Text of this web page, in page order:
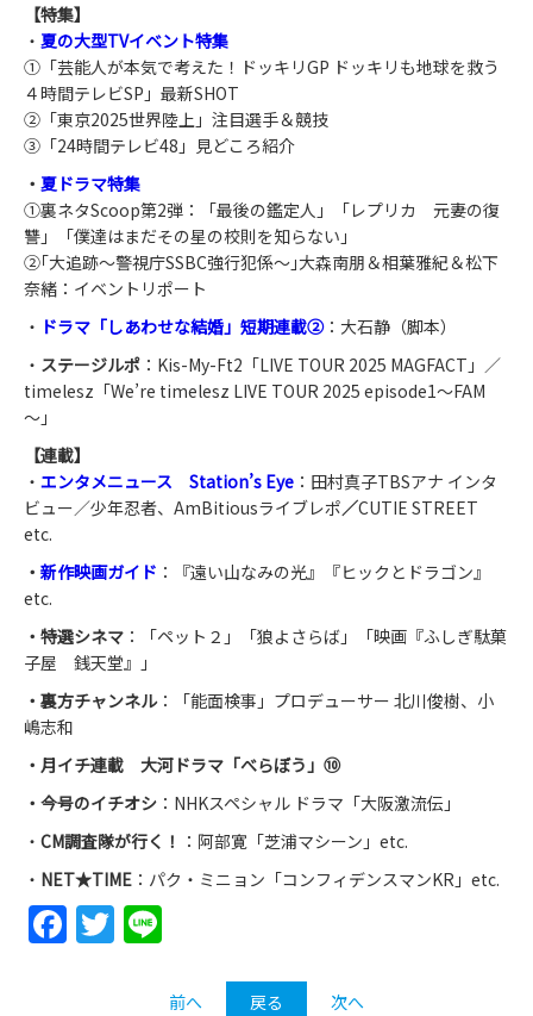
【特集】
・ 夏の大型TVイベント特集
①「芸能人が本気で考えた！ドッキリGP ドッキリも地球を救う
４時間テレビSP」最新SHOT
②「東京2025世界陸上」注目選手＆競技
③「24時間テレビ48」見どころ紹介
・ 夏ドラマ特集
①裏ネタScoop第2弾：「最後の鑑定人」「レプリカ 元妻の復
讐」「僕達はまだその星の校則を知らない」
②｢大追跡～警視庁SSBC強行犯係～｣大森南朋＆相葉雅紀＆松下
奈緒：イベントリポート
・ ドラマ「しあわせな結婚」短期連載②：大石静（脚本）
・ ステージルポ ：Kis-My-Ft2「LIVE TOUR 2025 MAGFACT」／
timelesz「We’re timelesz LIVE TOUR 2025 episode1～FAM
～」
【連載】
・ エンタメニュース Station’s Eye ：田村真子TBSアナ インタ
ビュー／少年忍者、AmBitiousライブレポ／CUTIE STREET
etc.
・ 新作映画ガイド ：『遠い山なみの光』『ヒックとドラゴン』
etc.
・特選シネマ ：「ペット２」「狼よさらば」「映画『ふしぎ駄菓
子屋 銭天堂』」
・裏方チャンネル：「能面検事」プロデューサー 北川俊樹、小
嶋志和
・月イチ連載 大河ドラマ「べらぼう」⑩
・今号のイチオシ ：NHKスペシャル ドラマ「大阪激流伝」
・ CM調査隊が行く！ ：阿部寛「芝浦マシーン」etc.
・ NET★TIME ：パク・ミニョン「コンフィデンスマンKR」etc.
Facebook
Twitter
前へ 戻る 次へ